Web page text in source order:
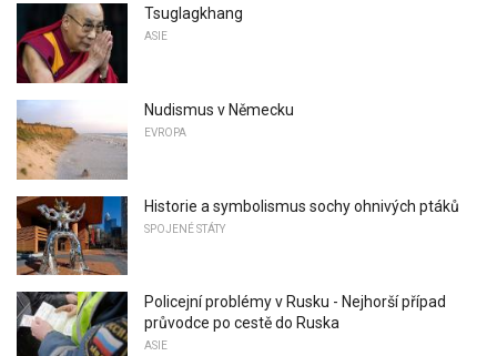
Tsuglagkhang
ASIE
Nudismus v Německu
EVROPA
Historie a symbolismus sochy ohnivých ptáků
SPOJENÉ STÁTY
Policejní problémy v Rusku - Nejhorší případ
průvodce po cestě do Ruska
ASIE